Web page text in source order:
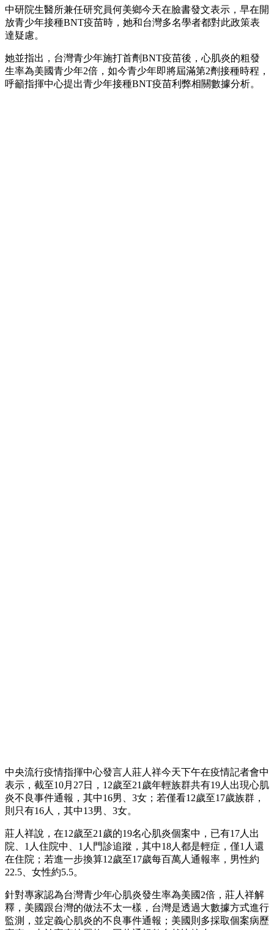
中研院生醫所兼任研究員何美鄉今天在臉書發文表示，早在開
放青少年接種BNT疫苗時，她和台灣多名學者都對此政策表
達疑慮。
她並指出，台灣青少年施打首劑BNT疫苗後，心肌炎的粗發
生率為美國青少年2倍，如今青少年即將屆滿第2劑接種時程，
呼籲指揮中心提出青少年接種BNT疫苗利弊相關數據分析。
中央流行疫情指揮中心發言人莊人祥今天下午在疫情記者會中
表示，截至10月27日，12歲至21歲年輕族群共有19人出現心肌
炎不良事件通報，其中16男、3女；若僅看12歲至17歲族群，
則只有16人，其中13男、3女。
莊人祥說，在12歲至21歲的19名心肌炎個案中，已有17人出
院、1人住院中、1人門診追蹤，其中18人都是輕症，僅1人還
在住院；若進一步換算12歲至17歲每百萬人通報率，男性約
22.5、女性約5.5。
針對專家認為台灣青少年心肌炎發生率為美國2倍，莊人祥解
釋，美國跟台灣的做法不太一樣，台灣是透過大數據方式進行
監測，並定義心肌炎的不良事件通報；美國則多採取個案病歷